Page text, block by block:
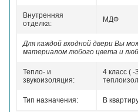
Внутренняя
отделка:
МДФ
Для каждой входной двери Вы
материалом любого цвета и
Тепло- и
звукоизоляция:
4 класс (
Тип назначения: В